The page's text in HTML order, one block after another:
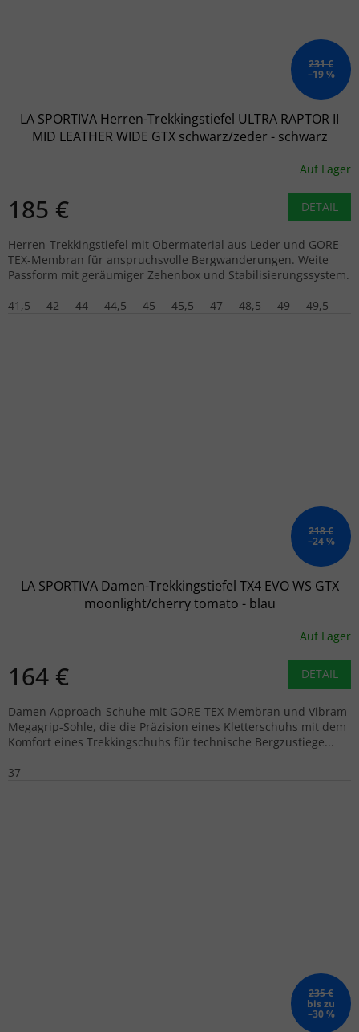
231 €
–19 %
LA SPORTIVA Herren-Trekkingstiefel ULTRA RAPTOR II
MID LEATHER WIDE GTX schwarz/zeder - schwarz
Auf Lager
185 € DETAIL
Herren-Trekkingstiefel mit Obermaterial aus Leder und GORE-
TEX-Membran für anspruchsvolle Bergwanderungen. Weite
Passform mit geräumiger Zehenbox und Stabilisierungssystem.
41,5
42 44 44,5 45 45,5 47 48,5 49 49,5
218 €
–24 %
LA SPORTIVA Damen-Trekkingstiefel TX4 EVO WS GTX
moonlight/cherry tomato - blau
Auf Lager
164 € DETAIL
Damen Approach-Schuhe mit GORE-TEX-Membran und Vibram
Megagrip-Sohle, die die Präzision eines Kletterschuhs mit dem
Komfort eines Trekkingschuhs für technische Bergzustiege...
37
235 €
bis zu
–30 %